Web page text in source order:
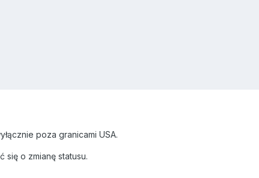
poza granicami USA.
się o zmianę statusu.